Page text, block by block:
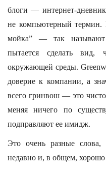
блоги — интернет-
не компьютерный термин.
мойка” — так называют
пытается сделать вид,
окружающей среды.
доверие к компании, а
всего гринвош — это
меняя ничего по
подправляют ее имидж.
Это очень разные
недавно и, в общем,